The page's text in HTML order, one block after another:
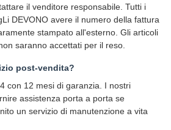
il venditore responsabile. Tutti i
DEVONO avere il numero della fattura
stampato all'esterno. Gli articoli
saranno accettati per il reso.
post-vendita?
con 12 mesi di garanzia. I nostri
assistenza porta a porta se
un servizio di manutenzione a vita